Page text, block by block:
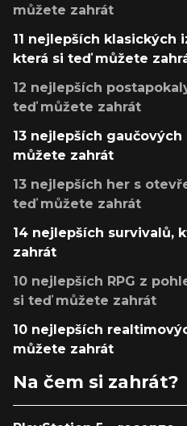
můžete zahrát
11 nejlepších klasických
která si teď můžete
12 nejlepších
teď můžete zahrát
13 nejlepších
můžete zahrát
13 nejlepších her s
teď můžete zahrát
14 nejlepších survivalů,
zahrát
10 nejlepších RPG z
si teď můžete zahrát
10 nejlepších
můžete zahrát
Na čem si zahrát?